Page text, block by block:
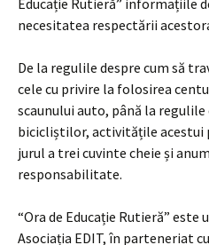
Educație Rutieră” informațiile
necesitatea respectării
De la regulile despre cum să
cele cu privire la folosirea
scaunului auto, până la regulile
bicicliștilor, activitățile acestui
jurul a trei cuvinte cheie și
responsabilitate.
“Ora de Educație Rutieră” este
Asociația EDIT, în parteneriat